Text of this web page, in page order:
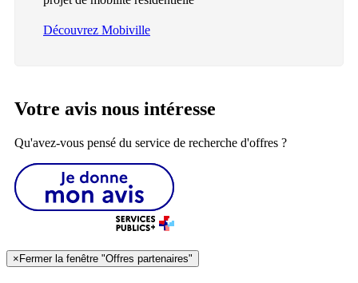
Découvrez Mobiville
Votre avis nous intéresse
Qu'avez-vous pensé du service de recherche d'offres ?
× Fermer la fenêtre "Offres partenaires"